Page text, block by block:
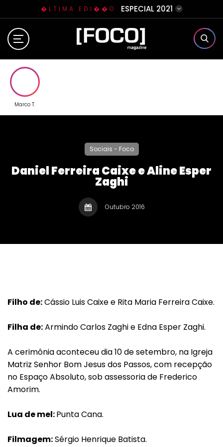
�LTIMA EDI��O ESPECIAL 2021
Home
Contato
Marco T.
Sociais - Foco
Daniel Ferreira Caixe e Aline Esper
Zaghi
Outubro 2016
Filho de:Cássio Luis Caixe e Rita Maria Ferreira Caixe.
Filha de:Armindo Carlos Zaghi e Edna Esper Zaghi.
A cerimônia aconteceu dia 10 de setembro, na Igreja
Matriz Senhor Bom Jesus dos Passos, com recepção
no Espaço Absoluto, sob assessoria de Frederico
Amorim.
Lua de mel:Punta Cana.
Filmagem:Sérgio Henrique Batista.